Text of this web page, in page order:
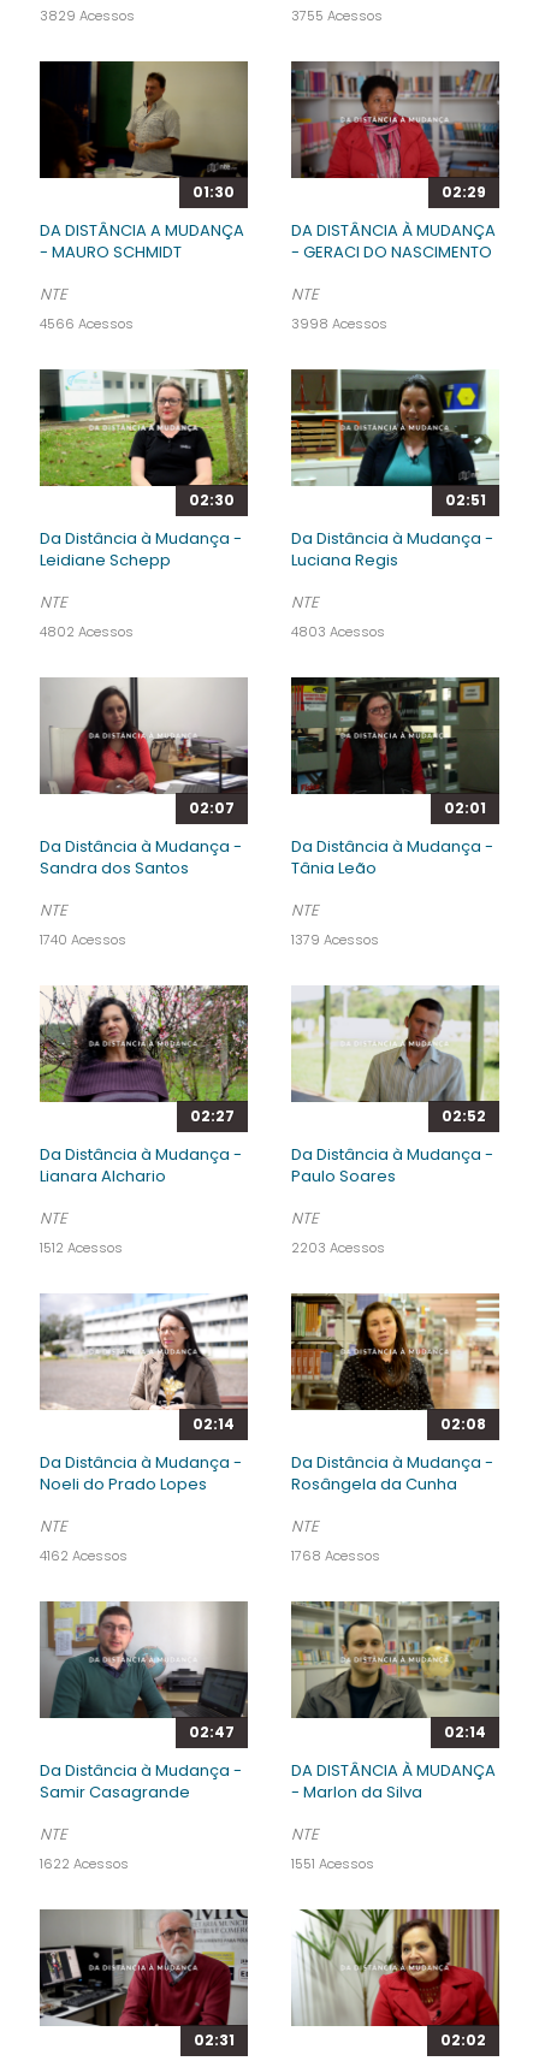
3829 Acessos 3755 Acessos
01:30
DA DISTÂNCIA A MUDANÇA
- MAURO SCHMIDT
NTE
4566 Acessos
02:29
DA DISTÂNCIA À MUDANÇA
- GERACI DO NASCIMENTO
NTE
3998 Acessos
02:30
Da Distância à Mudança -
Leidiane Schepp
NTE
4802 Acessos
02:51
Da Distância à Mudança -
Luciana Regis
NTE
4803 Acessos
02:07
Da Distância à Mudança -
Sandra dos Santos
NTE
1740 Acessos
02:01
Da Distância à Mudança -
Tânia Leão
NTE
1379 Acessos
02:27
Da Distância à Mudança -
Lianara Alchario
NTE
1512 Acessos
02:52
Da Distância à Mudança -
Paulo Soares
NTE
2203 Acessos
02:14
Da Distância à Mudança -
Noeli do Prado Lopes
NTE
4162 Acessos
02:08
Da Distância à Mudança -
Rosângela da Cunha
NTE
1768 Acessos
02:47
Da Distância à Mudança -
Samir Casagrande
NTE
1622 Acessos
02:14
DA DISTÂNCIA À MUDANÇA
- Marlon da Silva
NTE
1551 Acessos
02:31 02:02